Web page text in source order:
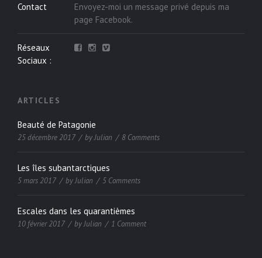
Contact
Envoyez-moi un message privé depuis ma
page Facebook.
Réseaux
Sociaux :
ARTICLES
Beauté de Patagonie
25 décembre 2017 byJulian 8 Comments
Les îles subantarctiques
5 mars 2017 byJulian 5 Comments
Escales dans les quarantièmes
10 février 2017 byJulian 1 Comment